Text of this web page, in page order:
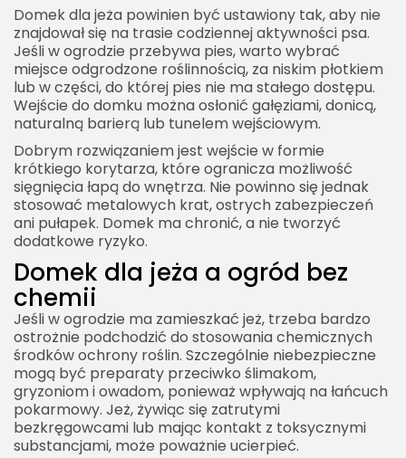
Domek dla jeża powinien być ustawiony tak, aby nie
znajdował się na trasie codziennej aktywności psa.
Jeśli w ogrodzie przebywa pies, warto wybrać
miejsce odgrodzone roślinnością, za niskim płotkiem
lub w części, do której pies nie ma stałego dostępu.
Wejście do domku można osłonić gałęziami, donicą,
naturalną barierą lub tunelem wejściowym.
Dobrym rozwiązaniem jest wejście w formie
krótkiego korytarza, które ogranicza możliwość
sięgnięcia łapą do wnętrza. Nie powinno się jednak
stosować metalowych krat, ostrych zabezpieczeń
ani pułapek. Domek ma chronić, a nie tworzyć
dodatkowe ryzyko.
Domek dla jeża a ogród bez
chemii
Jeśli w ogrodzie ma zamieszkać jeż, trzeba bardzo
ostrożnie podchodzić do stosowania chemicznych
środków ochrony roślin. Szczególnie niebezpieczne
mogą być preparaty przeciwko ślimakom,
gryzoniom i owadom, ponieważ wpływają na łańcuch
pokarmowy. Jeż, żywiąc się zatrutymi
bezkręgowcami lub mając kontakt z toksycznymi
substancjami, może poważnie ucierpieć.